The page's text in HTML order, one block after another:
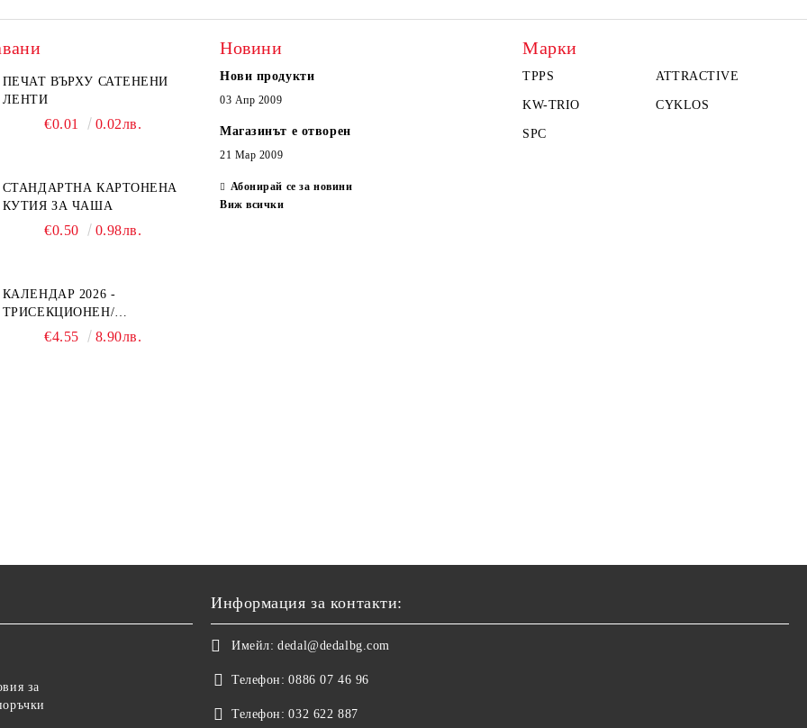
ПЕЧАТ ВЪРХУ САТЕНЕНИ
ЛЕНТИ
€0.01 0.02лв.
СТАНДАРТНА КАРТОНЕНА
КУТИЯ ЗА ЧАША
€0.50 0.98лв.
КАЛЕНДАР 2026 -
ТРИСЕКЦИОНЕН/
ЕДНОСЕКЦИОНЕН
€4.55 8.90лв.
Новини
Нови продукти
03 Апр 2009
Магазинът е отворен
21 Мар 2009
Абонирай се за новини
Виж всички
Марки
TPPS ATTRACTIVE
KW-TRIO CYKLOS
SPC
за
Информация за контакти:
Имейл: dedal@dedalbg.com
Телефон: 0886 07 46 96
Телефон: 032 622 887